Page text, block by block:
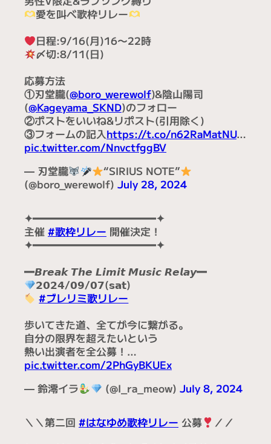
男性V限定&ラブソング縛り
日程:9/16(月)16〜22時
応募方法
①刃堂朧(@boro_werewolf)&陰山陽司
(@Kageyama_SKND)のフォロー
②ポストをいいね&リポスト(引用除く)
③フォームの記入https://t.co/n62RaMatNU
pic.twitter.com/NnvctfggBV
— 刃堂朧
“SIRIUS NOTE”
✦━━━━━━━━━━━━✦
✦━━━━━━━━━━━━✦
━𝘽𝙧𝙚𝙖𝙠 𝙏𝙝𝙚 𝙇𝙞𝙢𝙞𝙩 𝙈𝙪𝙨𝙞𝙘 𝙍𝙚𝙡𝙖𝙮━
𝟮𝟬𝟮𝟰/𝟬𝟵/𝟬𝟳(𝘀𝗮𝘁)
#ブレリミ歌リレー
歩いてきた道、全てが今に繋がる。
自分の限界を超えたいという
熱い出演者を全公募！…
pic.twitter.com/2PhGyBKUEx